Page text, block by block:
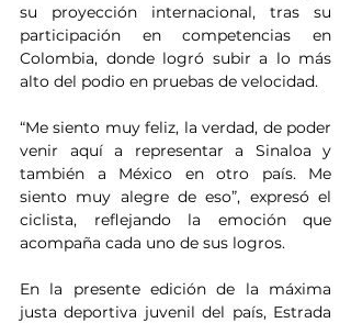
su proyección internacional, tras su
participación en competencias en
Colombia, donde logró subir a lo más
alto del podio en pruebas de velocidad.
“Me siento muy feliz, la verdad, de poder
venir aquí a representar a Sinaloa y
también a México en otro país. Me
siento muy alegre de eso”, expresó el
ciclista, reflejando la emoción que
acompaña cada uno de sus logros.
En la presente edición de la máxima
justa deportiva juvenil del país, Estrada